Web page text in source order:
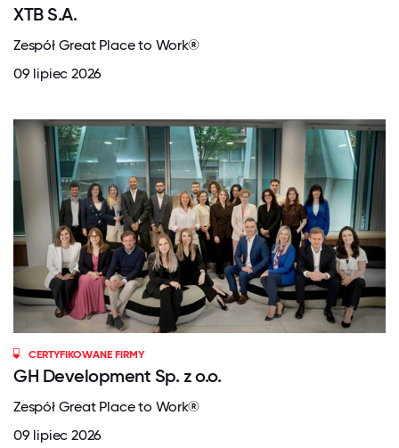
XTB S.A.
Zespół Great Place to Work®
09 lipiec 2026
CERTYFIKOWANE FIRMY
GH Development Sp. z o.o.
Zespół Great Place to Work®
09 lipiec 2026